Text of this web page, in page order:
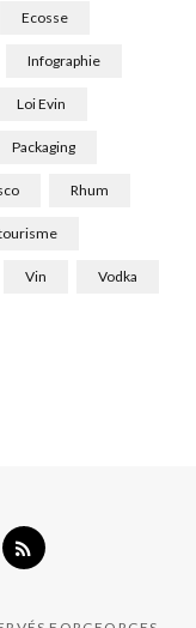
Ecosse
Infographie
Loi Evin
Packaging
Rhum
Vin Vodka